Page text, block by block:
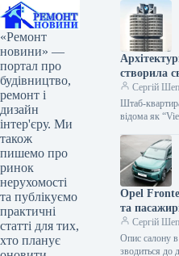
«Ремонт
новини» —
портал про
будівництво,
ремонт і
дизайн
інтер'єру. Ми
також
пишемо про
ринок
нерухомості
та публікуємо
практичні
статті для тих,
хто планує
створила
штаб-
Сергій
Штаб-
відома як
будівель
Opel
та
Сергій
Опис салону в
зводиться до